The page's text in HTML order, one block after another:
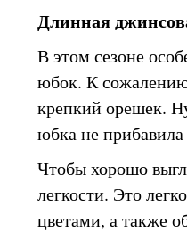
Длинная
В этом сезоне
юбок. К
крепкий орешек.
юбка не
Чтобы хорошо
легкости. Это
цветами, а также